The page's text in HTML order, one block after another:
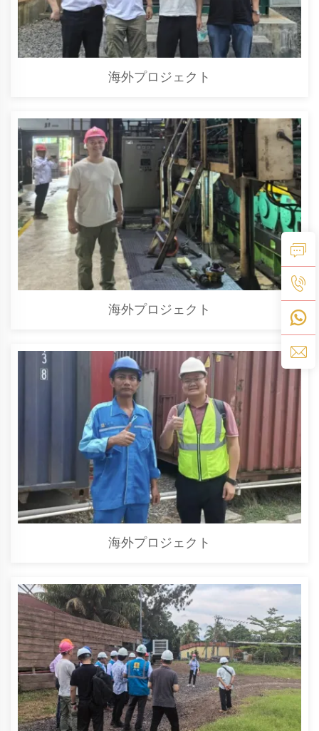
海外プロジェクト
海外プロジェクト
海外プロジェクト